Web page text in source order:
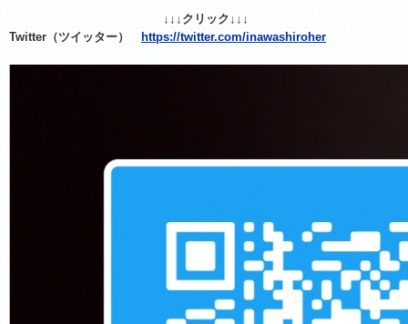
↓↓↓クリック↓↓↓
Twitter（ツイッター）
https://twitter.com/inawashiroher